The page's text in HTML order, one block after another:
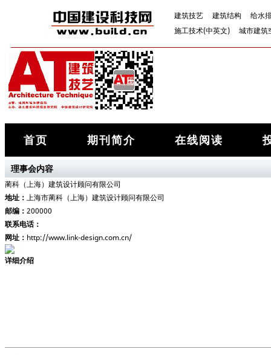
建筑技艺 建筑结构
给水
施工技术(中英文)
城市建筑
首页 期刊简介 在线阅读
理事会内容
蔺科（上海）建筑设计顾问有限公司
地址： 上海市蔺科（上海）建筑设计顾问有限公司
邮编： 200000
联系电话：
网址： http://www.link-design.com.cn/
详细介绍